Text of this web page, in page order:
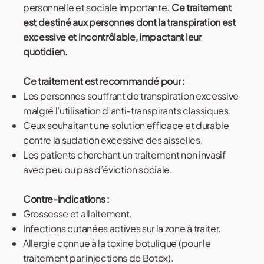
personnelle et sociale importante. Ce traitement
est destiné aux personnes dont la transpiration est
excessive et incontrôlable, impactant leur
quotidien.
Ce traitement est recommandé pour :
Les personnes souffrant de transpiration excessive
malgré l’utilisation d’anti-transpirants classiques.
Ceux souhaitant une solution efficace et durable
contre la sudation excessive des aisselles.
Les patients cherchant un traitement non invasif
avec peu ou pas d’éviction sociale.
Contre-indications :
Grossesse et allaitement.
Infections cutanées actives sur la zone à traiter.
Allergie connue à la toxine botulique (pour le
traitement par injections de Botox).